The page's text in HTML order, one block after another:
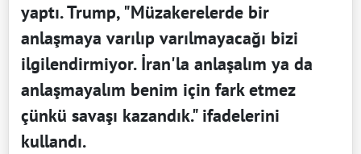
yaptı. Trump, "Müzakerelerde bir
anlaşmaya varılıp varılmayacağı bizi
ilgilendirmiyor. İran'la anlaşalım ya da
anlaşmayalım benim için fark etmez
çünkü savaşı kazandık." ifadelerini
kullandı.